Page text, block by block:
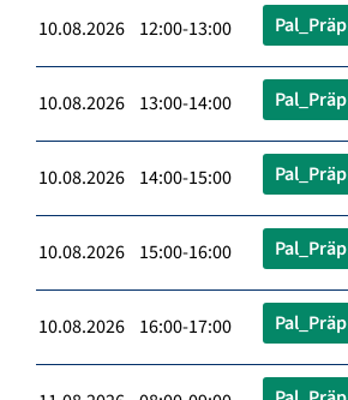
10.08.2026 12:00-13:00 Pal_Präp
10.08.2026 13:00-14:00 Pal_Präp
10.08.2026 14:00-15:00 Pal_Präp
10.08.2026 15:00-16:00 Pal_Präp
10.08.2026 16:00-17:00 Pal_Präp